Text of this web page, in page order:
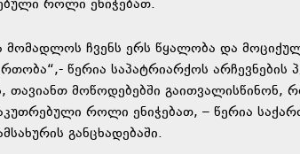
როლი ენიჭებათ.
ჩვენს ერს წყალობა და
წერია საპატრიარქოს არჩევნების
მოწოდებებში გაითვალისწინონ,
როლი ენიჭებათ, – წერია
განცხადებაში.